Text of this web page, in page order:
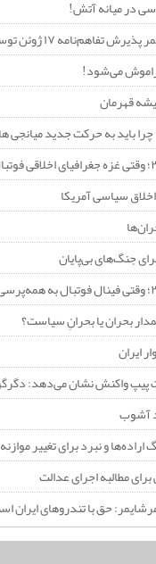
در میانه آتش!
ایران را یک «خطای محاسباتی راهبردی» می‌داند؟+فیلم
می‌شود!
قهرمان
باید به حرکت جدید میانجی
سیاسی آمریکا
جنگ‌های بی‌پایان
بحران یا بحرانِ سیاست؟
ایران
واکنش نشان می‌دهد:
آشوب
و نبرد برای تغییر
مطالبه اجرای عدالت
حق با تندروهای ایران